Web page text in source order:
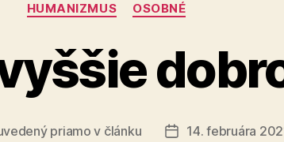
HUMANIZMUS OSOBNÉ
priamo v článku
Dátum
14. februára